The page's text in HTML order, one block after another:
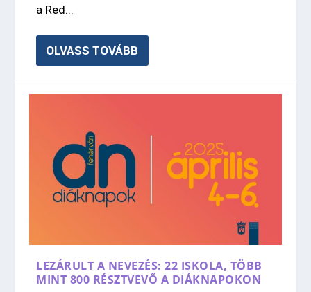
a Red...
OLVASS TOVÁBB
LEZÁRULT A NEVEZÉS: 22 ISKOLA, TÖBB
MINT 800 RÉSZTVEVŐ A DIÁKNAPOKON